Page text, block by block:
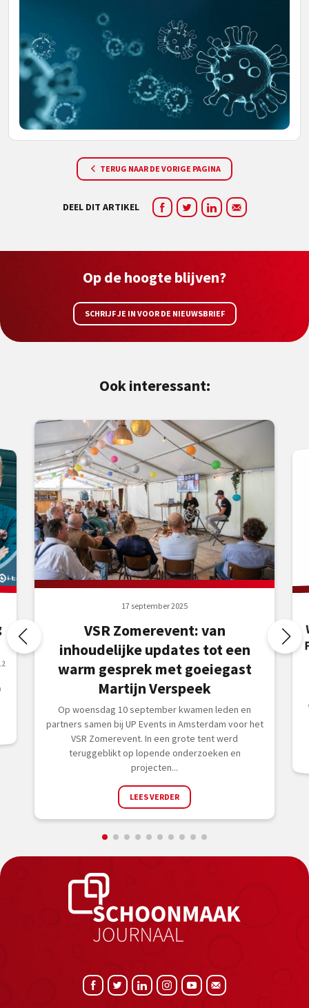
TERUG NAAR DE VORIGE PAGINA
DEEL DIT ARTIKEL
Op de hoogte blijven?
SCHRIJF JE IN VOOR DE NIEUWSBRIEF
Ook interessant:
17 september 2025
VSR Zomerevent: van
inhoudelijke updates tot een
warm gesprek met goeiegast
Martijn Verspeek
Op woensdag 10 september kwamen leden en
partners samen bij UP Events in Amsterdam voor het
VSR Zomerevent. In een grote tent werd
teruggeblikt op lopende onderzoeken en
projecten...
LEES VERDER